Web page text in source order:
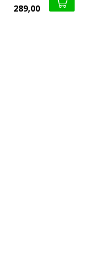
289,00